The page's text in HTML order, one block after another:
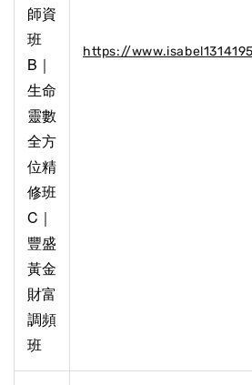
師資
班
B｜
生命
靈數
全方
位精
修班
C｜
豐盛
黃金
財富
調頻
班
https://